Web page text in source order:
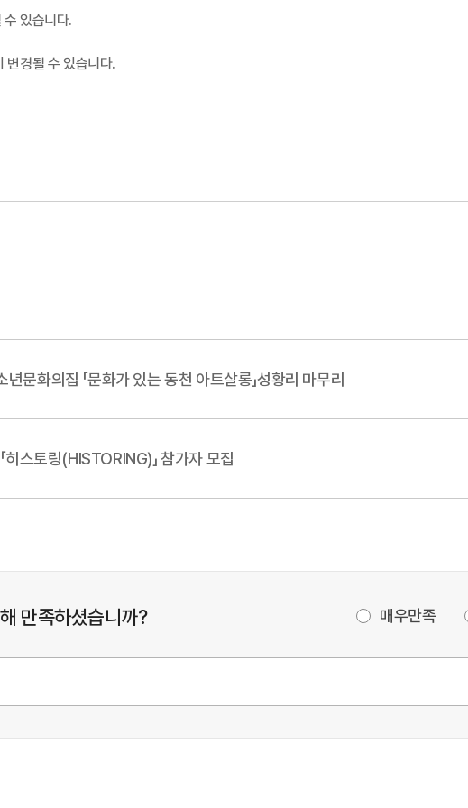
있습니다.
변경될 수 있습니다.
문화의집 「문화가 있는 동천 아트살롱」성황리 마무리
스토링(HISTORING)」 참가자 모집
만족하셨습니까? 매우만족